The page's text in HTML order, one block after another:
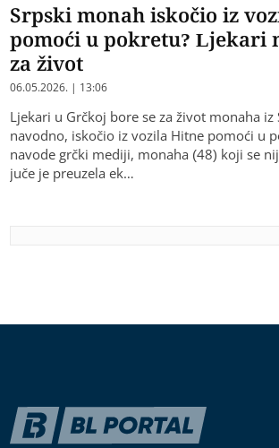
Srpski monah iskočio iz
pomoći u pokretu? Ljekari
za život
06.05.2026. | 13:06
Ljekari u Grčkoj bore se za život monaha iz
navodno, iskočio iz vozila Hitne pomoći u
navode grčki mediji, monaha (48) koji se
juče je preuzela ek…